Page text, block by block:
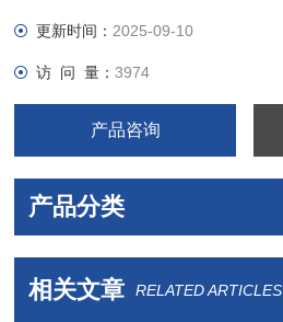
更新时间： 2025-09-10
访 问 量：3974
产品咨询
产品分类
相关文章 RELATED ARTICLES